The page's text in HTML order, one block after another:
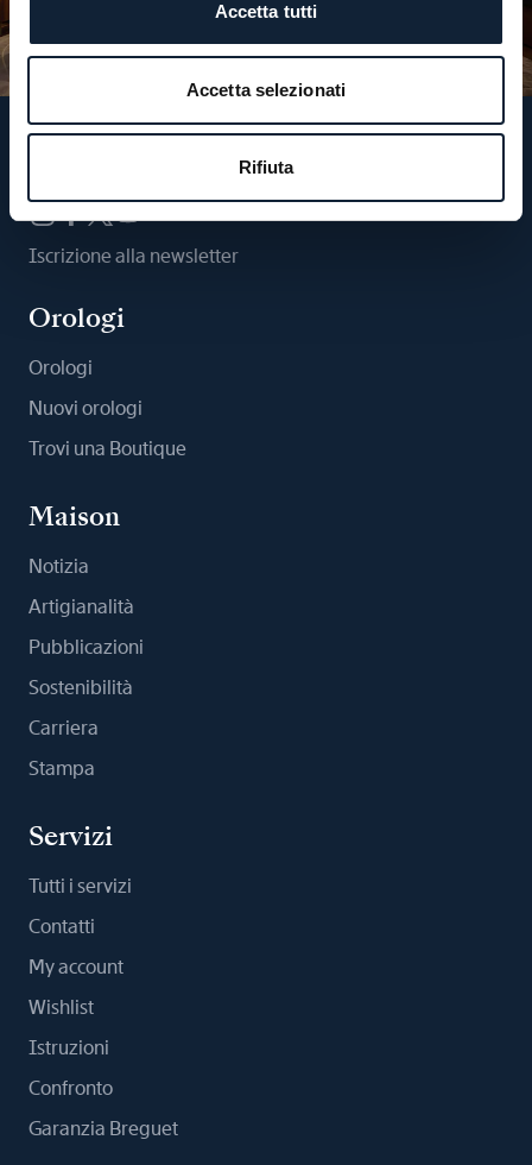
Accetta tutti
Accetta selezionati
Rifiuta
Iscrizione alla newsletter
Orologi
Orologi
Nuovi orologi
Trovi una Boutique
Maison
Notizia
Artigianalità
Pubblicazioni
Sostenibilità
Carriera
Stampa
Servizi
Tutti i servizi
Contatti
My account
Wishlist
Istruzioni
Confronto
Garanzia Breguet